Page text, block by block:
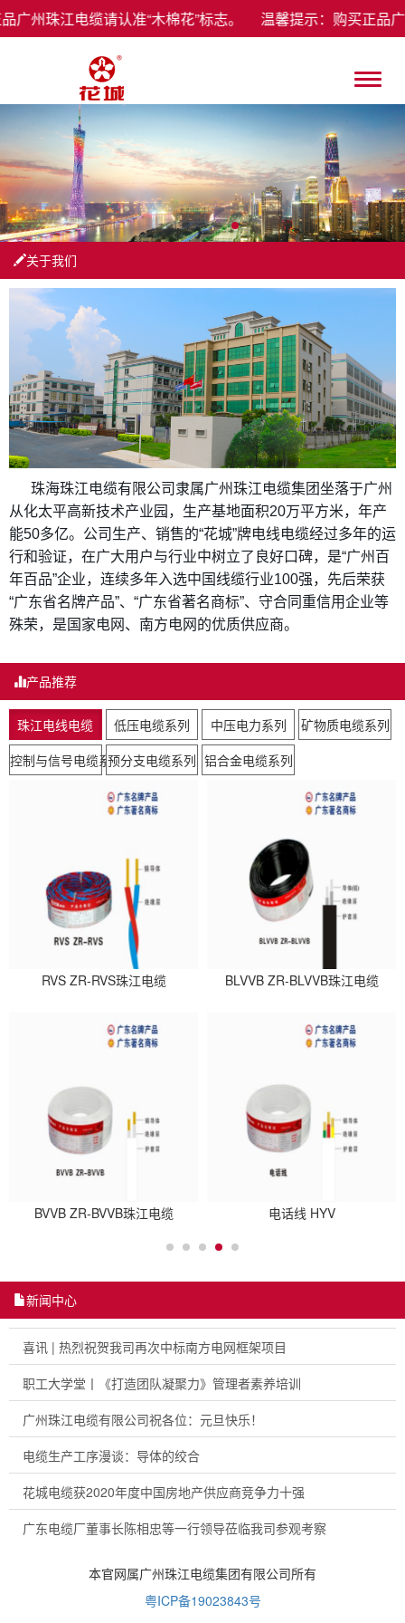
广州珠江电缆请认准“木棉花”标志。 温馨提示：购买正品
关于我们
珠海珠江电缆有限公司隶属广州珠江电缆集团坐落于广州
从化太平高新技术产业园，生产基地面积20万平方米，年产
能50多亿。公司生产、销售的“花城”牌电线电缆经过多年的运
行和验证，在广大用户与行业中树立了良好口碑，是“广州百
年百品”企业，连续多年入选中国线缆行业100强，先后荣获
“广东省名牌产品”、“广东省著名商标”、守合同重信用企业等
殊荣，是国家电网、南方电网的优质供应商。
产品推荐
珠江电线电缆 低压电缆系列 中压电力系列
矿物质电缆系列
控制与信号电缆系列预分支电缆系列 铝合金电缆系列
RVS ZR-RVS珠江电缆
BVVB ZR-BVVB珠江电缆
BLVVB ZR-BLVVB珠江电缆
电话线 HYV
新闻中心
喜讯 | 热烈祝贺我司再次中标南方电网框架项目
职工大学堂丨《打造团队凝聚力》管理者素养培训
广州珠江电缆有限公司祝各位：元旦快乐！
电缆生产工序漫谈：导体的绞合
花城电缆获2020年度中国房地产供应商竞争力十强
广东电缆厂董事长陈相忠等一行领导莅临我司参观考察
本官网属广州珠江电缆集团有限公司所有
粤ICP备19023843号